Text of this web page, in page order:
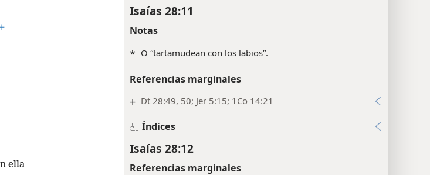
Isaías 28:11
Notas
* O “tartamudean con los labios”.
Referencias marginales
+ Dt 28:49, 50; Jer 5:15; 1Co 14:21
Índices
Isaías 28:12
Referencias marginales
ella